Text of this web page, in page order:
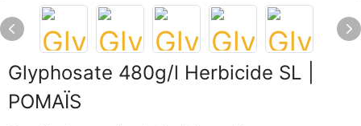
Glyphosate 480g/l Herbicide SL |
POMAÏS